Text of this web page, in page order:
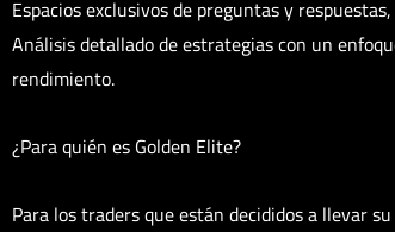
Espacios exclusivos de preguntas y
Análisis detallado de estrategias con un
rendimiento.
¿Para quién es Golden Elite?
Para los traders que están decididos a llevar